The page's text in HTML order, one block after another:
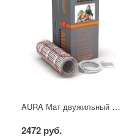
AURA Мат двужильный 0.5 м2
2472 руб.